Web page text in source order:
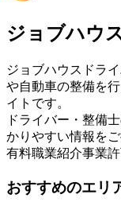
ジョブハウ
ジョブハウスドラ
や自動車の整備を
イトです。
ドライバー・整備
かりやすい情報を
有料職業紹介事業
おすすめのエリ